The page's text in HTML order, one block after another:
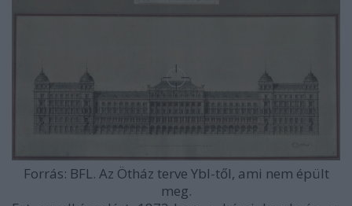
Forrás: BFL. Az Ötház terve Ybl-től, ami nem épült
meg.